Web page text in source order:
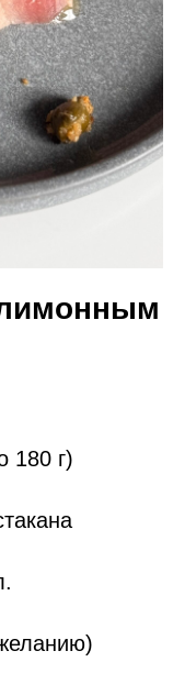
180 г)